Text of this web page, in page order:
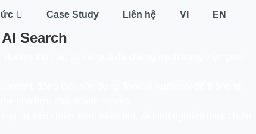
Case Study Liên hệ VI EN
Search